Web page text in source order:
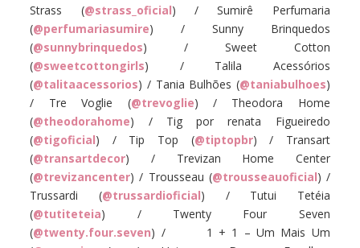
Strass (@strass_oficial) / Sumirê Perfumaria
(@perfumariasumire) / Sunny Brinquedos
(@sunnybrinquedos) / Sweet Cotton
(@sweetcottongirls) / Talila Acessórios
(@talitaacessorios) / Tania Bulhões (@taniabulhoes)
/ Tre Voglie (@trevoglie) / Theodora Home
(@theodorahome) / Tig por renata Figueiredo
(@tigoficial) / Tip Top (@tiptopbr) / Transart
(@transartdecor) / Trevizan Home Center
(@trevizancenter) / Trousseau (@trousseauoficial) /
Trussardi (@trussardioficial) / Tutui Tetéia
(@tutiteteia) / Twenty Four Seven
(@twenty.four.seven) / 1 + 1 – Um Mais Um